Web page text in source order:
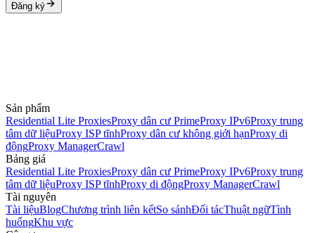
Đăng ký
Sản phẩm
Residential Lite ProxiesProxy dân cư PrimeProxy IPv6Proxy trung
tâm dữ liệuProxy ISP tĩnhProxy dân cư không giới hạnProxy di
độngProxy ManagerCrawl
Bảng giá
Residential Lite ProxiesProxy dân cư PrimeProxy IPv6Proxy trung
tâm dữ liệuProxy ISP tĩnhProxy di độngProxy ManagerCrawl
Tài nguyên
Tài liệuBlogChương trình liên kếtSo sánhĐối tácThuật ngữTình
huốngKhu vực